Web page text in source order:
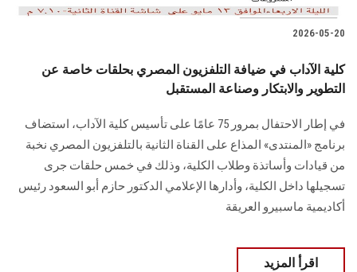
الزائـرون
سجل الان
2026-05-20
كلية الآداب في ضيافة التلفزيون المصري بحلقات خاصة عن
التطوير والابتكار وصناعة المستقبل
في إطار الاحتفال بمرور 75 عامًا على تأسيس كلية الآداب، استضاف
برنامج «المنتدى» المذاع على القناة الثانية بالتلفزيون المصري نخبة
من قيادات وأساتذة وطلاب الكلية، وذلك في خمس حلقات جرى
تسجيلها داخل الكلية، وأدارها الإعلامي الدكتور حازم أبو السعود رئيس
أكاديمية ماسبيرو العريقة
اقرأ المزيد